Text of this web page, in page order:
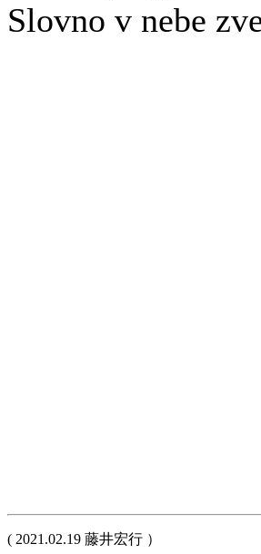
Slovno v nebe
( 2021.02.19 藤井宏行 ）